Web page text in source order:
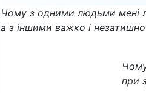
Чому з одними людьми мені
а з іншими важко і
при